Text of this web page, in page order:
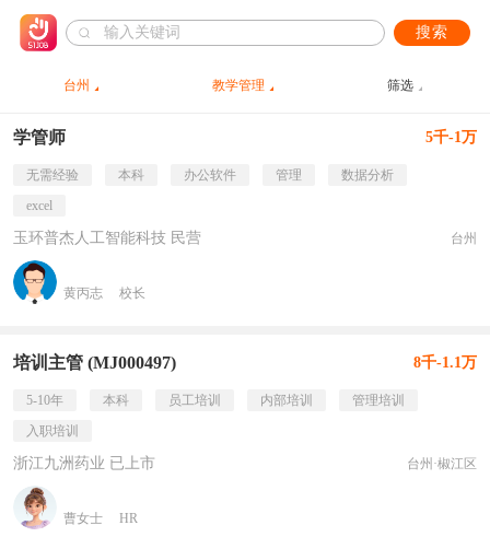
搜索
台州 教学管理 筛选
学管师 5千-1万
无需经验 本科 办公软件 管理
数据分析
excel
玉环普杰人工智能科技 民营 台州
黄丙志 校长
培训主管 (MJ000497) 8千-1.1万
5-10年 本科 员工培训 内部培训
管理培训
入职培训
浙江九洲药业 已上市 台州·椒江区
曹女士 HR